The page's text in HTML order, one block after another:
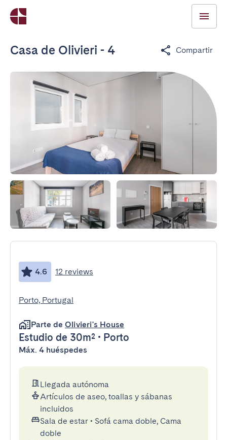
Casa de Olivieri - 4 Compartir
4.6 12 reviews
Porto, Portugal
Parte de Olivieri's House
Estudio de 30m² • Porto
Máx. 4 huéspedes
Llegada autónoma
Artículos de aseo, toallas y sábanas
incluidos
Sala de estar • Sofá cama doble, Cama
doble